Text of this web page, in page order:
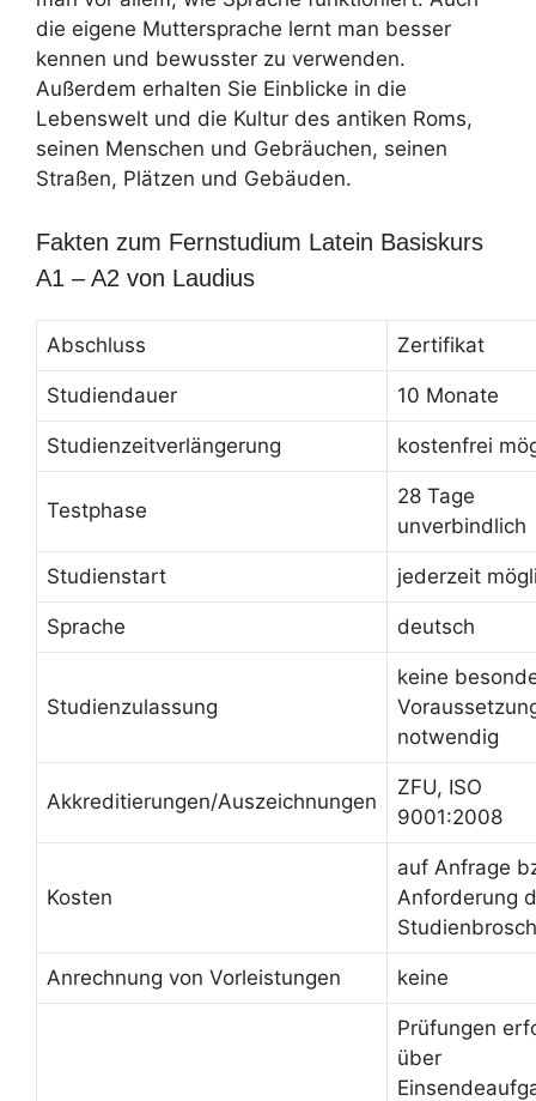
die eigene Muttersprache lernt man besser
kennen und bewusster zu verwenden.
Außerdem erhalten Sie Einblicke in die
Lebenswelt und die Kultur des antiken Roms,
seinen Menschen und Gebräuchen, seinen
Straßen, Plätzen und Gebäuden.
Fakten zum Fernstudium Latein Basiskurs
A1 – A2 von Laudius
Abschluss Zertifikat
Studiendauer 10 Monate
Studienzeitverlängerung kostenfrei
Testphase
28 Tage
unverbindlich
Studienstart jederzeit
Sprache deutsch
Studienzulassung
keine
notwendig
Akkreditierungen/Auszeichnungen
ZFU, ISO
9001:2008
Kosten
auf Anfrage
Anforderung
Anrechnung von Vorleistungen keine
Prüfungen
über